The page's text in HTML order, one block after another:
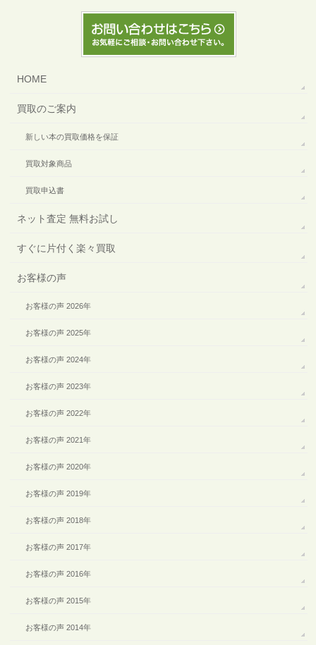
HOME
買取のご案内
新しい本の買取価格を保証
買取対象商品
買取申込書
ネット査定 無料お試し
すぐに片付く楽々買取
お客様の声
お客様の声 2026年
お客様の声 2025年
お客様の声 2024年
お客様の声 2023年
お客様の声 2022年
お客様の声 2021年
お客様の声 2020年
お客様の声 2019年
お客様の声 2018年
お客様の声 2017年
お客様の声 2016年
お客様の声 2015年
お客様の声 2014年